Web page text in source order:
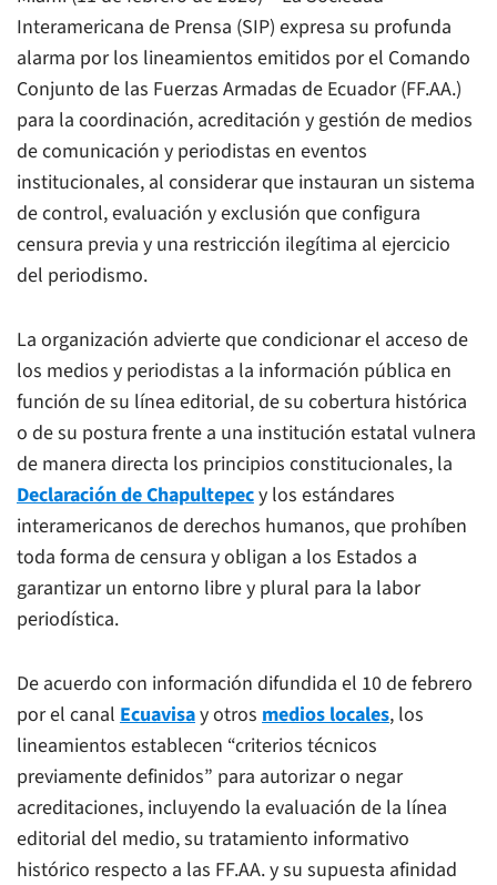
Interamericana de Prensa (SIP) expresa su profunda
alarma por los lineamientos emitidos por el Comando
Conjunto de las Fuerzas Armadas de Ecuador (FF.AA.)
para la coordinación, acreditación y gestión de medios
de comunicación y periodistas en eventos
institucionales, al considerar que instauran un sistema
de control, evaluación y exclusión que configura
censura previa y una restricción ilegítima al ejercicio
del periodismo.
La organización advierte que condicionar el acceso de
los medios y periodistas a la información pública en
función de su línea editorial, de su cobertura histórica
o de su postura frente a una institución estatal vulnera
de manera directa los principios constitucionales, la
Declaración de Chapultepecy los estándares
interamericanos de derechos humanos, que prohíben
toda forma de censura y obligan a los Estados a
garantizar un entorno libre y plural para la labor
periodística.
De acuerdo con información difundida el 10 de febrero
por el canal Ecuavisay otros medios locales, los
lineamientos establecen “criterios técnicos
previamente definidos” para autorizar o negar
acreditaciones, incluyendo la evaluación de la línea
editorial del medio, su tratamiento informativo
histórico respecto a las FF.AA. y su supuesta afinidad